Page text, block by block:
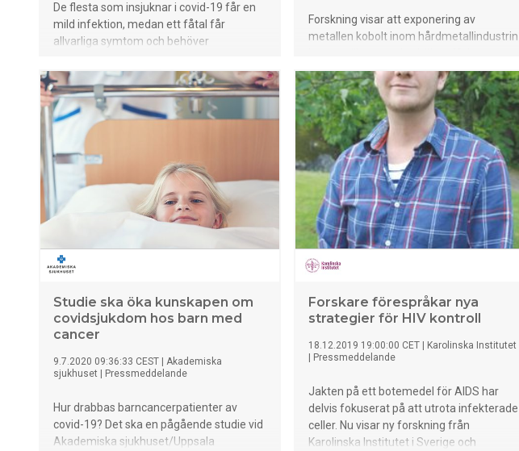
De flesta som insjuknar i covid-19 får en
mild infektion, medan ett fåtal får
allvarliga symtom och behöver
de svårast sjuka mer effektivt behövs
ökad kunskap om virusets och
immunförsvarets samspel över tid. I en
studie på Akademiska sjukhuset ska
forskare bland annat jämföra allvarliga
immunreaktioner, så kallade
cytokinstormar, hos patienter inom
intensivvården med immunförsvaret hos
friska blodgivare.
Forskning visar att exponering av
metallen kobolt inom hårdmetallindustrin
Upptaget av kobolt sker främst via
inandning men även genom huden. ”Våra
resultat tyder på att hudexponering för
kobolt i hårdmetallindustrin kan påverka
det totala upptaget av kobolt i samma
storleksordning som luftexponeringen”,
säger Maria Klasson, yrkeshygieniker.
Studie ska öka kunskapen om
covidsjukdom hos barn med
cancer
9.7.2020 09:36:33 CEST
Akademiska
sjukhuset
Pressmeddelande
Hur drabbas barncancerpatienter av
covid-19? Det ska en pågående studie vid
Akademiska sjukhuset/Uppsala
Forskare förespråkar nya
strategier för HIV kontroll
18.12.2019 19:00:00 CET
Karolinska Institutet
Pressmeddelande
Jakten på ett botemedel för AIDS har
delvis fokuserat på att utrota infekterade
celler. Nu visar ny forskning från
Karolinska Institutet i Sverige och